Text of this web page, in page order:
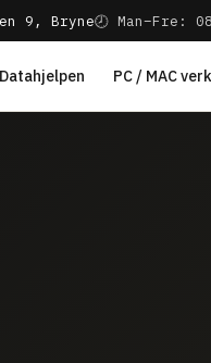
9, Bryne🕗 Man–Fre:
Datahjelpen PC / MAC